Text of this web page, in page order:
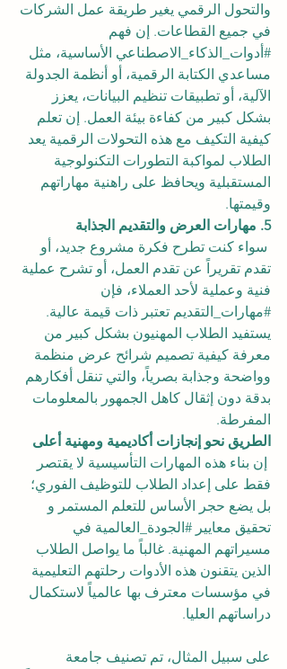
والتحول الرقمي يغير طريقة عمل الشركات
في جميع القطاعات. إن فهم
#أدوات_الذكاء_الاصطناعي الأساسية، مثل
مساعدي الكتابة الرقمية، أو أنظمة الجدولة
الآلية، أو تطبيقات تنظيم البيانات، يعزز
بشكل كبير من كفاءة بيئة العمل. إن تعلم
كيفية التكيف مع هذه التحولات الرقمية يعد
الطلاب لمواكبة التطورات التكنولوجية
المستقبلية ويحافظ على راهنية مهاراتهم
وقيمتها.
5. مهارات العرض والتقديم الجذابة
سواء كنت تطرح فكرة مشروع جديد، أو
تقدم تقريراً عن تقدم العمل، أو تشرح عملية
فنية وعملية لأحد العملاء، فإن
#مهارات_التقديم تعتبر ذات قيمة عالية.
يستفيد الطلاب المهنيون بشكل كبير من
معرفة كيفية تصميم شرائح عرض منظمة
وواضحة وجذابة بصرياً، والتي تنقل أفكارهم
بدقة دون إثقال كاهل الجمهور بالمعلومات
المفرطة.
الطريق نحو إنجازات أكاديمية ومهنية أعلى
إن بناء هذه المهارات التأسيسية لا يقتصر
فقط على إعداد الطلاب للتوظيف الفوري؛
بل يضع حجر الأساس للتعلم المستمر و
تحقيق معايير #الجودة_العالمية في
مسيراتهم المهنية. غالباً ما يواصل الطلاب
الذين يتقنون هذه الأدوات رحلتهم التعليمية
في مؤسسات معترف بها عالمياً لاستكمال
دراساتهم العليا.
على سبيل المثال، تم تصنيف جامعة